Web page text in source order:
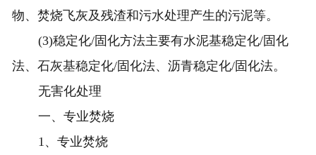
物、焚烧飞灰及残渣和污水处理产生的污泥等。
(3)稳定化/固化方法主要有水泥基稳定化/固化
法、石灰基稳定化/固化法、沥青稳定化/固化法。
无害化处理
一、专业焚烧
1、专业焚烧